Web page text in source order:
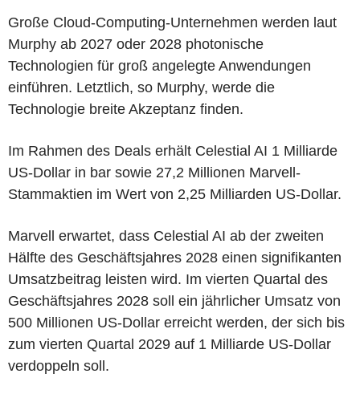
Große Cloud-Computing-Unternehmen werden laut
Murphy ab 2027 oder 2028 photonische
Technologien für groß angelegte Anwendungen
einführen. Letztlich, so Murphy, werde die
Technologie breite Akzeptanz finden.
Im Rahmen des Deals erhält Celestial AI 1 Milliarde
US-Dollar in bar sowie 27,2 Millionen Marvell-
Stammaktien im Wert von 2,25 Milliarden US-Dollar.
Marvell erwartet, dass Celestial AI ab der zweiten
Hälfte des Geschäftsjahres 2028 einen signifikanten
Umsatzbeitrag leisten wird. Im vierten Quartal des
Geschäftsjahres 2028 soll ein jährlicher Umsatz von
500 Millionen US-Dollar erreicht werden, der sich bis
zum vierten Quartal 2029 auf 1 Milliarde US-Dollar
verdoppeln soll.